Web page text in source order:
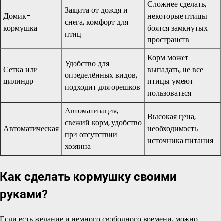
Домик-
кормушка
Защита от дождя и
снега, комфорт для
птиц
Сложнее сделать,
некоторые птицы
боятся замкнутых
пространств
Сетка или
цилиндр
Удобство для
определённых видов,
подходит для орешков
Корм может
выпадать, не все
птицы умеют
пользоваться
Автоматическая
Автоматизация,
свежий корм, удобство
при отсутствии
хозяина
Высокая цена,
необходимость
источника питания
Как сделать кормушку своими
руками?